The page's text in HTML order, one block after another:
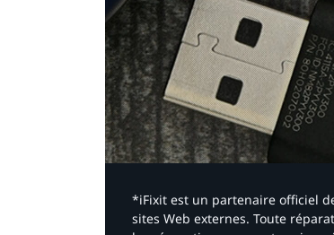
*iFixit est un partenaire officiel
sites Web externes. Toute